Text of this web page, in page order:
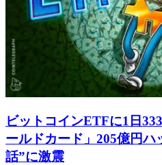
ビットコインETFに1日
ールドカード」205億円
話”に激震